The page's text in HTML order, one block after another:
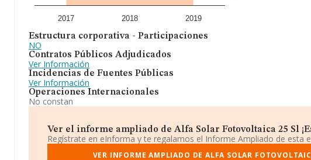
2017 2018 2019
Estructura corporativa - Participaciones
NO
Contratos Públicos Adjudicados
Ver Información
Incidencias de Fuentes Públicas
Ver Información
Operaciones Internacionales
No constan
Ver el informe ampliado de Alfa Solar Fotovoltaica 25 Sl
Regístrate en eInforma y te regalamos el Informe Ampliado de esta
VER INFORME AMPLIADO DE ALFA SOLAR